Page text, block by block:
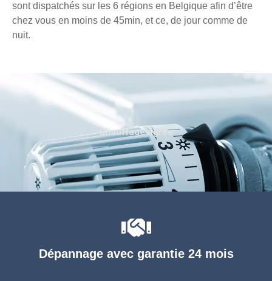
sont dispatchés sur les 6 régions en Belgique afin d’être
chez vous en moins de 45min, et ce, de jour comme de
nuit.
Dépannage avec garantie 24 mois
Chauffage agréé